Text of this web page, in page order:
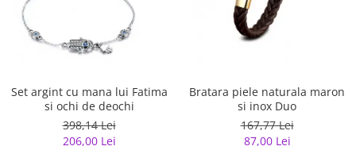
Set argint cu mana lui Fatima
si ochi de deochi
398,14 Lei
206,00 Lei
Bratara piele naturala maron
si inox Duo
167,77 Lei
87,00 Lei